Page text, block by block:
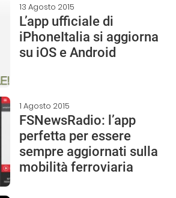
13 Agosto 2015
L’app ufficiale di
iPhoneItalia si aggiorna
su iOS e Android
1 Agosto 2015
FSNewsRadio: l’app
perfetta per essere
sempre aggiornati sulla
mobilità ferroviaria